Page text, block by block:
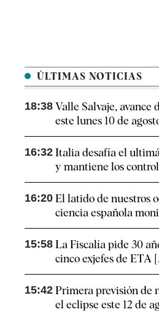
ÚLTIMAS NOTICIAS
18:38 Valle Salvaje, avance
este lunes 10 de
16:32 Italia desafía el
y mantiene los
16:20 El latido de nuestros
ciencia española
15:58 La Fiscalía pide 30
cinco exjefes de ETA
15:42 Primera previsión de
el eclipse este 12 de